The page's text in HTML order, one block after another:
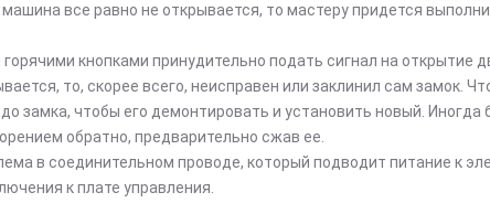
все равно не открывается, то мастеру придется
кнопками принудительно подать сигнал на открытие
то, скорее всего, неисправен или заклинил сам замок.
замка, чтобы его демонтировать и установить новый.
обратно, предварительно сжав ее.
в соединительном проводе, который подводит питание к
к плате управления.